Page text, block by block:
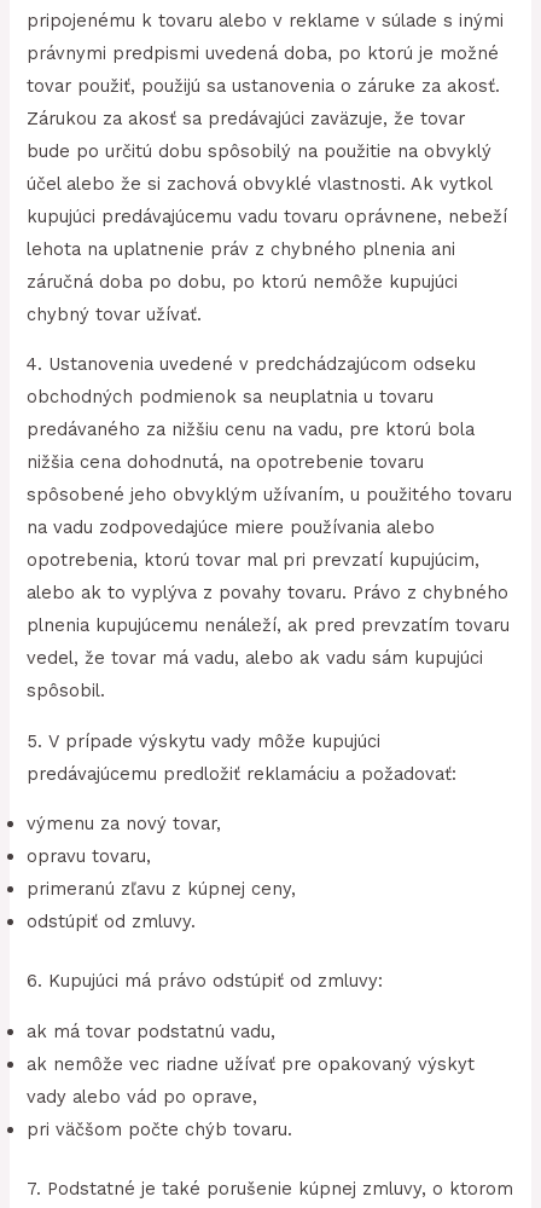
pripojenému k tovaru alebo v reklame v súlade s inými
právnymi predpismi uvedená doba, po ktorú je možné
tovar použiť, použijú sa ustanovenia o záruke za akosť.
Zárukou za akosť sa predávajúci zaväzuje, že tovar
bude po určitú dobu spôsobilý na použitie na obvyklý
účel alebo že si zachová obvyklé vlastnosti. Ak vytkol
kupujúci predávajúcemu vadu tovaru oprávnene, nebeží
lehota na uplatnenie práv z chybného plnenia ani
záručná doba po dobu, po ktorú nemôže kupujúci
chybný tovar užívať.
4. Ustanovenia uvedené v predchádzajúcom odseku
obchodných podmienok sa neuplatnia u tovaru
predávaného za nižšiu cenu na vadu, pre ktorú bola
nižšia cena dohodnutá, na opotrebenie tovaru
spôsobené jeho obvyklým užívaním, u použitého tovaru
na vadu zodpovedajúce miere používania alebo
opotrebenia, ktorú tovar mal pri prevzatí kupujúcim,
alebo ak to vyplýva z povahy tovaru. Právo z chybného
plnenia kupujúcemu nenáleží, ak pred prevzatím tovaru
vedel, že tovar má vadu, alebo ak vadu sám kupujúci
spôsobil.
5. V prípade výskytu vady môže kupujúci
predávajúcemu predložiť reklamáciu a požadovať:
výmenu za nový tovar,
opravu tovaru,
primeranú zľavu z kúpnej ceny,
odstúpiť od zmluvy.
6. Kupujúci má právo odstúpiť od zmluvy:
ak má tovar podstatnú vadu,
ak nemôže vec riadne užívať pre opakovaný výskyt
vady alebo vád po oprave,
pri väčšom počte chýb tovaru.
7. Podstatné je také porušenie kúpnej zmluvy, o ktorom